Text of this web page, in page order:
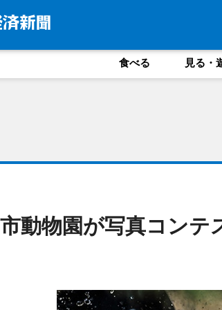
食べる 見る・
動物園が写真コン